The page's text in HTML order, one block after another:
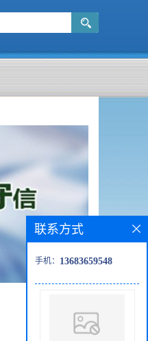
联系方式
手机： 13683659548